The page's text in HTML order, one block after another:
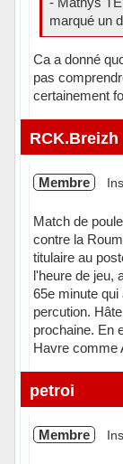
marqué un
Ca a donné
pas
certainement
RCK.Breizh
Membre
Match de
contre la
titulaire au
l'heure de jeu,
65e minute
percution.
prochaine. En
Havre comme
Hors ligne
petroi
Membre